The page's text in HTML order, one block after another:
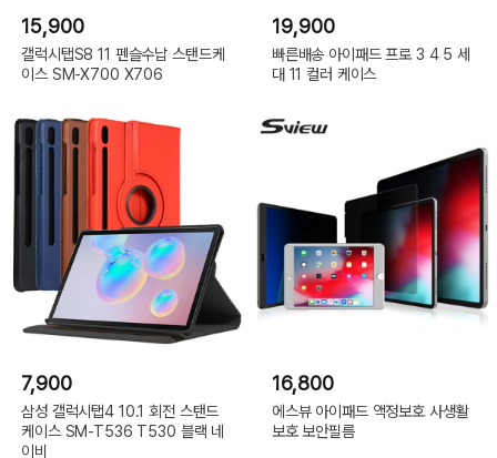
15,900
갤럭시탭S8 11 펜슬수납 스탠드케
이스 SM-X700 X706
19,900
빠른배송 아이패드 프로 3 4 5 세
대 11 컬러 케이스
7,900
삼성 갤럭시탭4 10.1 회전 스탠드
케이스 SM-T536 T530 블랙 네
이비
16,800
에스뷰 아이패드 액정보호 사생활
보호 보안필름